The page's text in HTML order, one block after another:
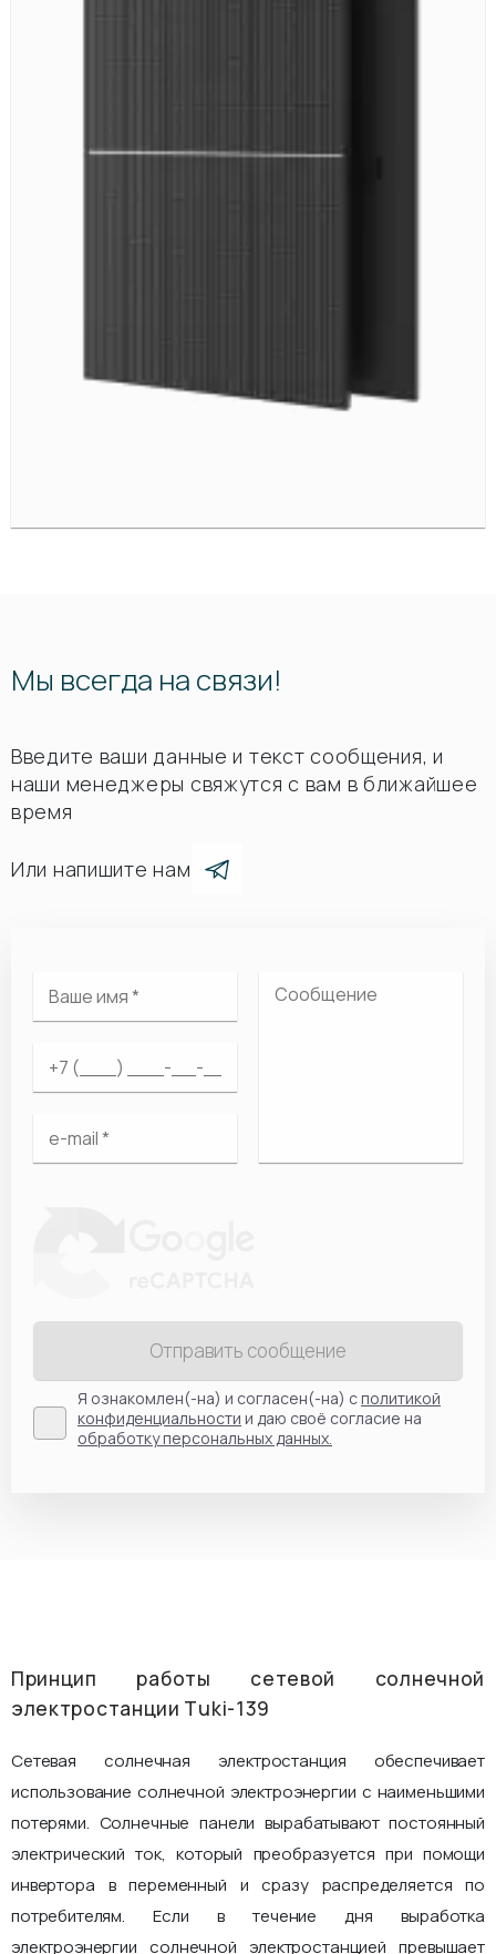
Мы всегда на связи!
Введите ваши данные и текст сообщения, и
наши менеджеры свяжутся с вам в ближайшее
время
Или напишите нам
Отправить сообщение
Я ознакомлен(-на) и согласен(-на) сполитикой
конфиденциальности и даю своё согласие на
обработку персональных данных.
Принцип работы сетевой солнечной
электростанции Tuki-139
Сетевая солнечная электростанция обеспечивает
использование солнечной электроэнергии с наименьшими
потерями. Солнечные панели вырабатывают постоянный
электрический ток, который преобразуется при помощи
инвертора в переменный и сразу распределяется по
потребителям. Если в течение дня выработка
электроэнергии солнечной электростанцией превышает